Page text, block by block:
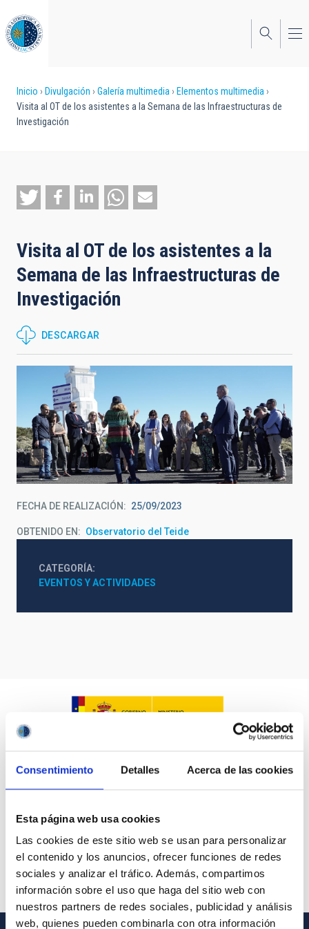
Consentimiento Detalles Acerca de las cookies
Esta página web usa cookies
Las cookies de este sitio web se usan para personalizar
el contenido y los anuncios, ofrecer funciones de redes
sociales y analizar el tráfico. Además, compartimos
información sobre el uso que haga del sitio web con
nuestros partners de redes sociales, publicidad y análisis
web, quienes pueden combinarla con otra información
al
contenido
principal
Sobrescribir
enlaces
a
la
navegación
Inicio Divulgación Galería multimedia
Elementos multimedia
Visita al OT de los asistentes a la Semana de las Infraestructuras de
Investigación
Visita al OT de los asistentes a la
Semana de las Infraestructuras de
Investigación
DESCARGAR
FECHA DE REALIZACIÓN 25/09/2023
OBTENIDO EN Observatorio del Teide
CATEGORÍA
EVENTOS Y ACTIVIDADES